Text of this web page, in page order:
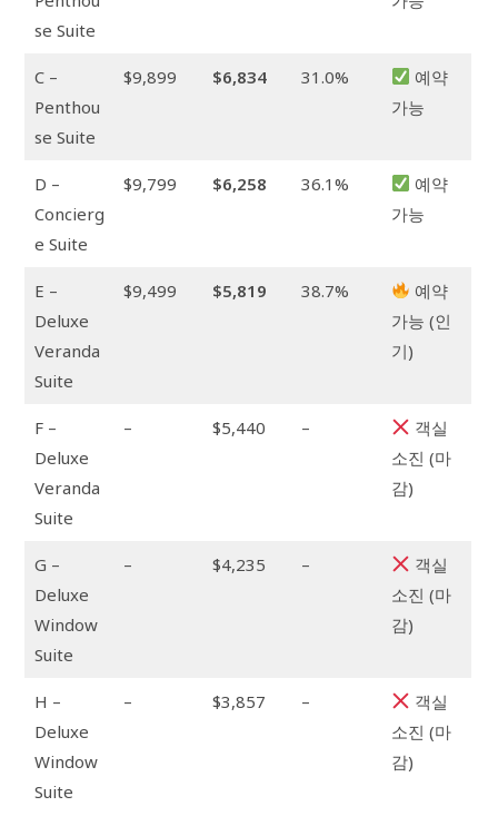
se Suite
C –
Penthou
se Suite
$9,899 $6,834 31.0%
예약
가능
D –
Concierg
e Suite
$9,799 $6,258 36.1%
예약
가능
E –
Deluxe
Veranda
Suite
$9,499 $5,819 38.7%
예약
가능 (인
기)
F –
Deluxe
Veranda
Suite
– $5,440 –
객실
소진 (마
감)
G –
Deluxe
Window
Suite
– $4,235 –
객실
소진 (마
감)
H –
Deluxe
Window
Suite
– $3,857 –
객실
소진 (마
감)